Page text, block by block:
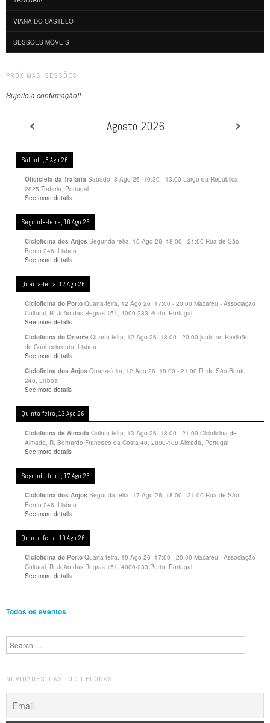
VIANA DO CASTELO
SESSÕES MÓVEIS
PRÓXIMAS SESSÕES
Sujeito a confirmação!!
Agosto 2026
Sábado, 8 Ago 26
Oficicleta da Trafaria Sábado, 8 Ago 26 10:30 - 13:00 Largo da República,
2825 Trafaria, Portugal
See more details
Segunda-feira, 10 Ago 26
Cicloficina dos Anjos Segunda-feira, 10 Ago 26 18:00 - 21:00 Rua de São
Bento 246, Lisboa
See more details
Quarta-feira, 12 Ago 26
Cicloficina do Porto Quarta-feira, 12 Ago 26 17:00 - 20:00 Macaréu - Associação
Cultural, R. João das Regras 151, 4000-233 Porto, Portugal
See more details
Cicloficina do Oriente Quarta-feira, 12 Ago 26 18:00 - 20:00 junto ao Pavilhão
do Conhecimento, Lisboa
See more details
Cicloficina dos Anjos Quarta-feira, 12 Ago 26 18:00 - 21:00 R. de São Bento
246, Lisboa
See more details
Quinta-feira, 13 Ago 26
Cicloficina de Almada Quinta-feira, 13 Ago 26 18:00 - 21:00 Cicloficina de
Almada, R. Bernardo Francisco da Costa 40, 2800-108 Almada, Portugal
See more details
Segunda-feira, 17 Ago 26
Cicloficina dos Anjos Segunda-feira, 17 Ago 26 18:00 - 21:00 Rua de São
Bento 246, Lisboa
See more details
Quarta-feira, 19 Ago 26
Cicloficina do Porto Quarta-feira, 19 Ago 26 17:00 - 20:00 Macaréu - Associação
Cultural, R. João das Regras 151, 4000-233 Porto, Portugal
See more details
Todos os eventos
Search
NOVIDADES DAS CICLOFICINAS